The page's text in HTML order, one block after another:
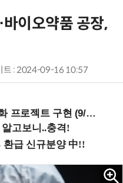
이오약품 공장,
트 : 2024-09-16 10:57
구현 (9/16 ~17 강남역)